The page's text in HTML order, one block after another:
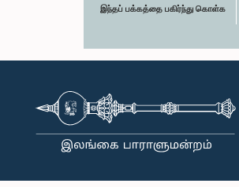
இந்தப் பக்கத்தை பகிர்ந்து கொள்க